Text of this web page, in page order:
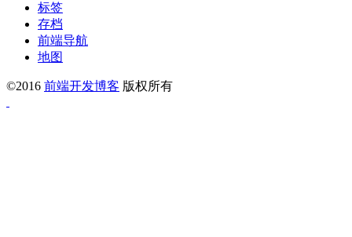
标签
存档
前端导航
地图
©2016 前端开发博客 版权所有